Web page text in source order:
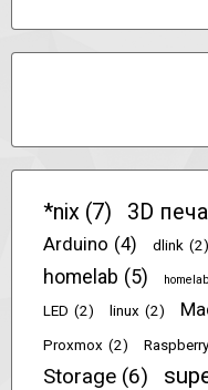
*nix (7) 3D
Arduino (4) dlink (2)
homelab (5)
LED (2) linux (2)
Proxmox (2) Raspberry
Storage (6)